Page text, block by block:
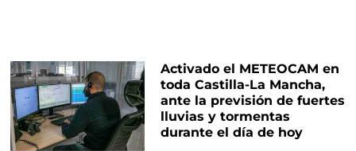
Activado el METEOCAM en
toda Castilla-La Mancha,
ante la previsión de fuertes
lluvias y tormentas
durante el día de hoy